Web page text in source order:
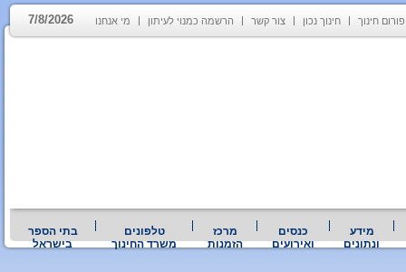
פורום חינוך חינוך נכון צור קשר הרשמה כמנוי לעיתון מי אנחנו 7/8/2026
מידע
ונתונים
כנסים
ואירועים
מרכז
הזמנות
טלפונים
משרד החינוך
בתי הספר
בישראל